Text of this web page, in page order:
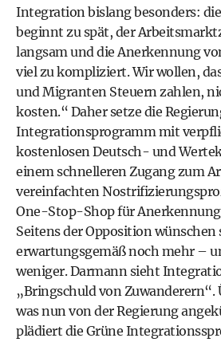
Integration bislang besonders:
beginnt zu spät, der
langsam und die Anerkennung
viel zu kompliziert. Wir wollen,
und Migranten Steuern zahlen,
kosten.“ Daher setze die
Integrationsprogramm mit
kostenlosen Deutsch- und
einem schnelleren Zugang zum
vereinfachten
One-Stop-Shop für
Seitens der Opposition wünschen
erwartungsgemäß noch mehr –
weniger. Darmann sieht
„Bringschuld von Zuwanderern“.
was nun von der Regierung
plädiert die Grüne